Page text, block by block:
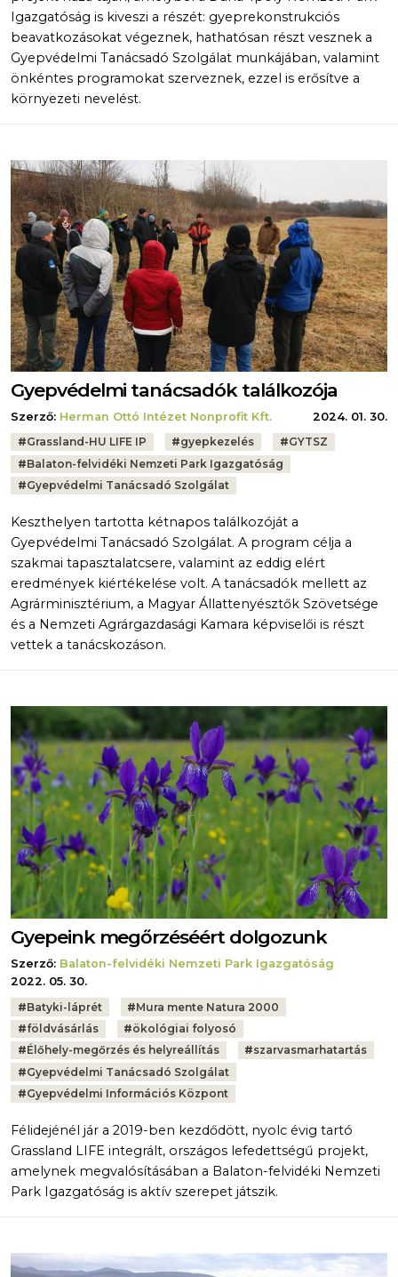
Igazgatóság is kiveszi a részét: gyeprekonstrukciós
beavatkozásokat végeznek, hathatósan részt vesznek a
Gyepvédelmi Tanácsadó Szolgálat munkájában, valamint
önkéntes programokat szerveznek, ezzel is erősítve a
környezeti nevelést.
Gyepvédelmi tanácsadók találkozója
Szerző: Herman Ottó Intézet Nonprofit Kft.
2024. 01. 30.
Tags:
#Grassland-HU LIFE IP #gyepkezelés #GYTSZ
#Balaton-felvidéki Nemzeti Park Igazgatóság
#Gyepvédelmi Tanácsadó Szolgálat
Keszthelyen tartotta kétnapos találkozóját a
Gyepvédelmi Tanácsadó Szolgálat. A program célja a
szakmai tapasztalatcsere, valamint az eddig elért
eredmények kiértékelése volt. A tanácsadók mellett az
Agrárminisztérium, a Magyar Állattenyésztők Szövetsége
és a Nemzeti Agrárgazdasági Kamara képviselői is részt
vettek a tanácskozáson.
Gyepeink megőrzéséért dolgozunk
Szerző: Balaton-felvidéki Nemzeti Park Igazgatóság
2022. 05. 30.
Tags:
#Batyki-láprét #Mura mente Natura 2000
#földvásárlás #ökológiai folyosó
#Élőhely-megőrzés és helyreállítás #szarvasmarhatartás
#Gyepvédelmi Tanácsadó Szolgálat
#Gyepvédelmi Információs Központ
Félidejénél jár a 2019-ben kezdődött, nyolc évig tartó
Grassland LIFE integrált, országos lefedettségű projekt,
amelynek megvalósításában a Balaton-felvidéki Nemzeti
Park Igazgatóság is aktív szerepet játszik.